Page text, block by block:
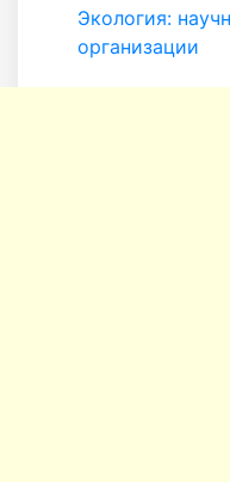
Экология:
организации